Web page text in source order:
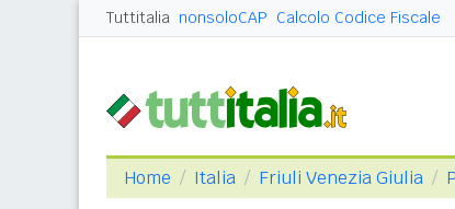
Tuttitalia nonsoloCAP Calcolo Codice Fiscale
Home Italia Friuli Venezia Giulia